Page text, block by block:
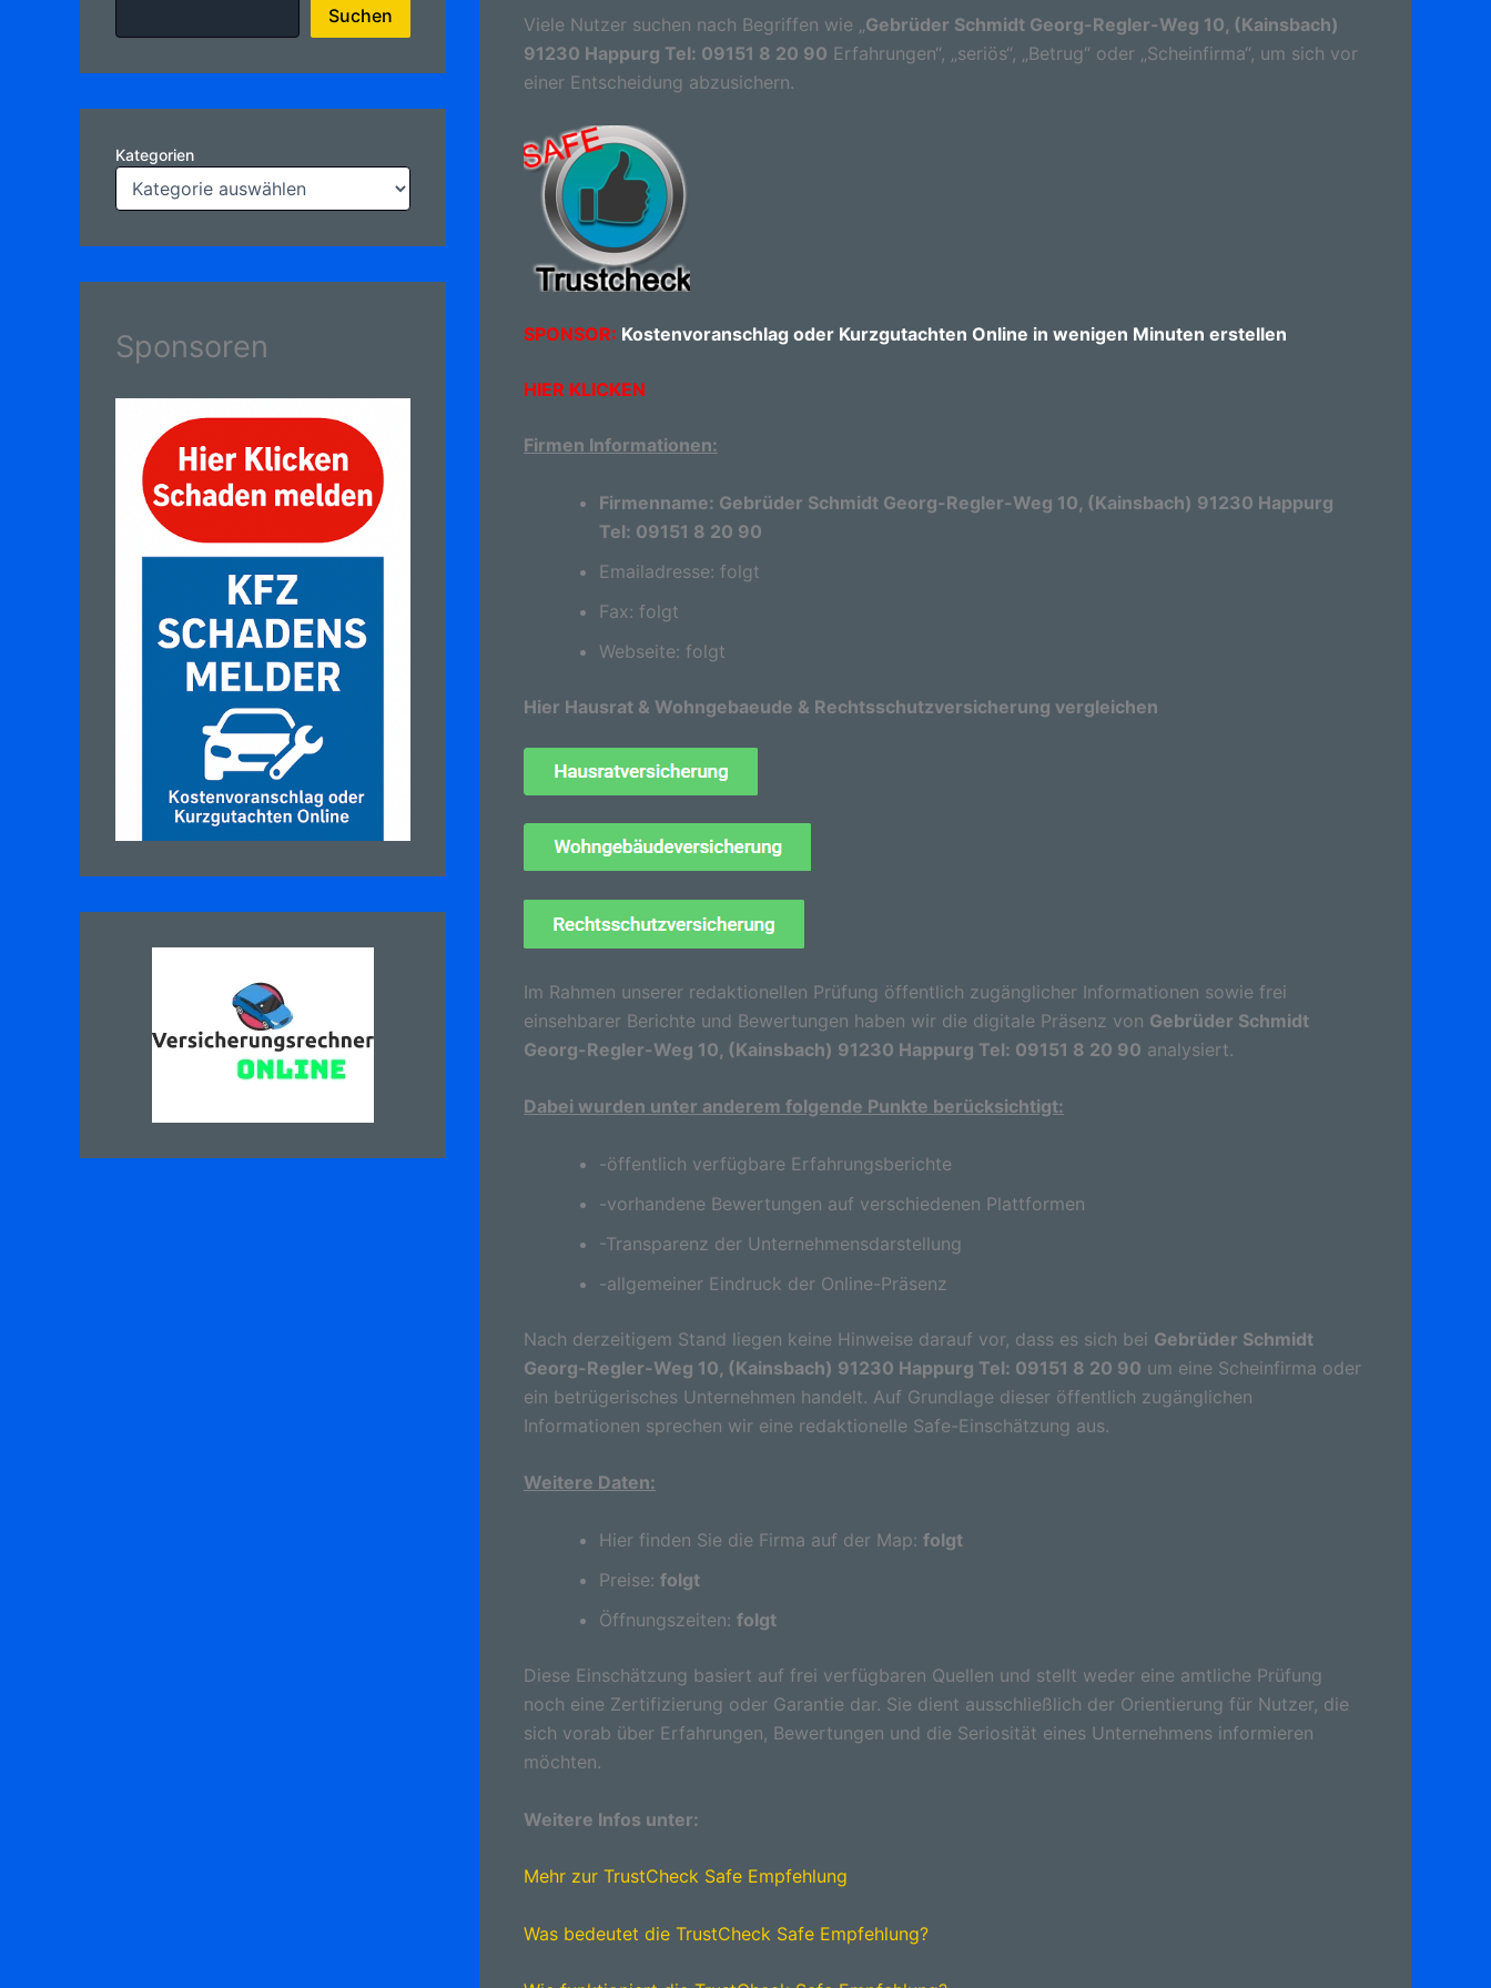
Suchen
Kategorien
Sponsoren
Viele Nutzer suchen nach Begriffen wie „Gebrüder Schmidt Georg-Regler-Weg 10, (Kainsbach)
91230 Happurg Tel: 09151 8 20 90 Erfahrungen“, „seriös“, „Betrug“ oder „Scheinfirma“, um sich vor
einer Entscheidung abzusichern.
SPONSOR: Kostenvoranschlag oder Kurzgutachten Online in wenigen Minuten erstellen
HIER KLICKEN
Firmen Informationen:
Firmenname: Gebrüder Schmidt Georg-Regler-Weg 10, (Kainsbach) 91230 Happurg
Tel: 09151 8 20 90
Emailadresse: folgt
Fax: folgt
Webseite: folgt
Hier Hausrat & Wohngebaeude & Rechtsschutzversicherung vergleichen
Im Rahmen unserer redaktionellen Prüfung öffentlich zugänglicher Informationen sowie frei
einsehbarer Berichte und Bewertungen haben wir die digitale Präsenz von Gebrüder Schmidt
Georg-Regler-Weg 10, (Kainsbach) 91230 Happurg Tel: 09151 8 20 90 analysiert.
Dabei wurden unter anderem folgende Punkte berücksichtigt:
-öffentlich verfügbare Erfahrungsberichte
-vorhandene Bewertungen auf verschiedenen Plattformen
-Transparenz der Unternehmensdarstellung
-allgemeiner Eindruck der Online-Präsenz
Nach derzeitigem Stand liegen keine Hinweise darauf vor, dass es sich bei Gebrüder Schmidt
Georg-Regler-Weg 10, (Kainsbach) 91230 Happurg Tel: 09151 8 20 90 um eine Scheinfirma oder
ein betrügerisches Unternehmen handelt. Auf Grundlage dieser öffentlich zugänglichen
Informationen sprechen wir eine redaktionelle Safe-Einschätzung aus.
Weitere Daten:
Hier finden Sie die Firma auf der Map: folgt
Preise: folgt
Öffnungszeiten: folgt
Diese Einschätzung basiert auf frei verfügbaren Quellen und stellt weder eine amtliche Prüfung
noch eine Zertifizierung oder Garantie dar. Sie dient ausschließlich der Orientierung für Nutzer, die
sich vorab über Erfahrungen, Bewertungen und die Seriosität eines Unternehmens informieren
möchten.
Weitere Infos unter:
Mehr zur TrustCheck Safe Empfehlung
Was bedeutet die TrustCheck Safe Empfehlung?